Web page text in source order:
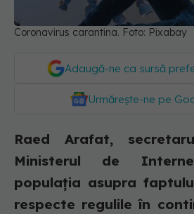
Coronavirus carantina. Foto: Pixabay
Adaugă-ne ca sursă
Urmărește-ne pe
Raed Arafat,
Ministerul de
populația asupra
respecte regulile în